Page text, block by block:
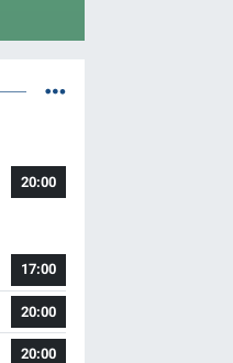
20:00
17:00
20:00
20:00